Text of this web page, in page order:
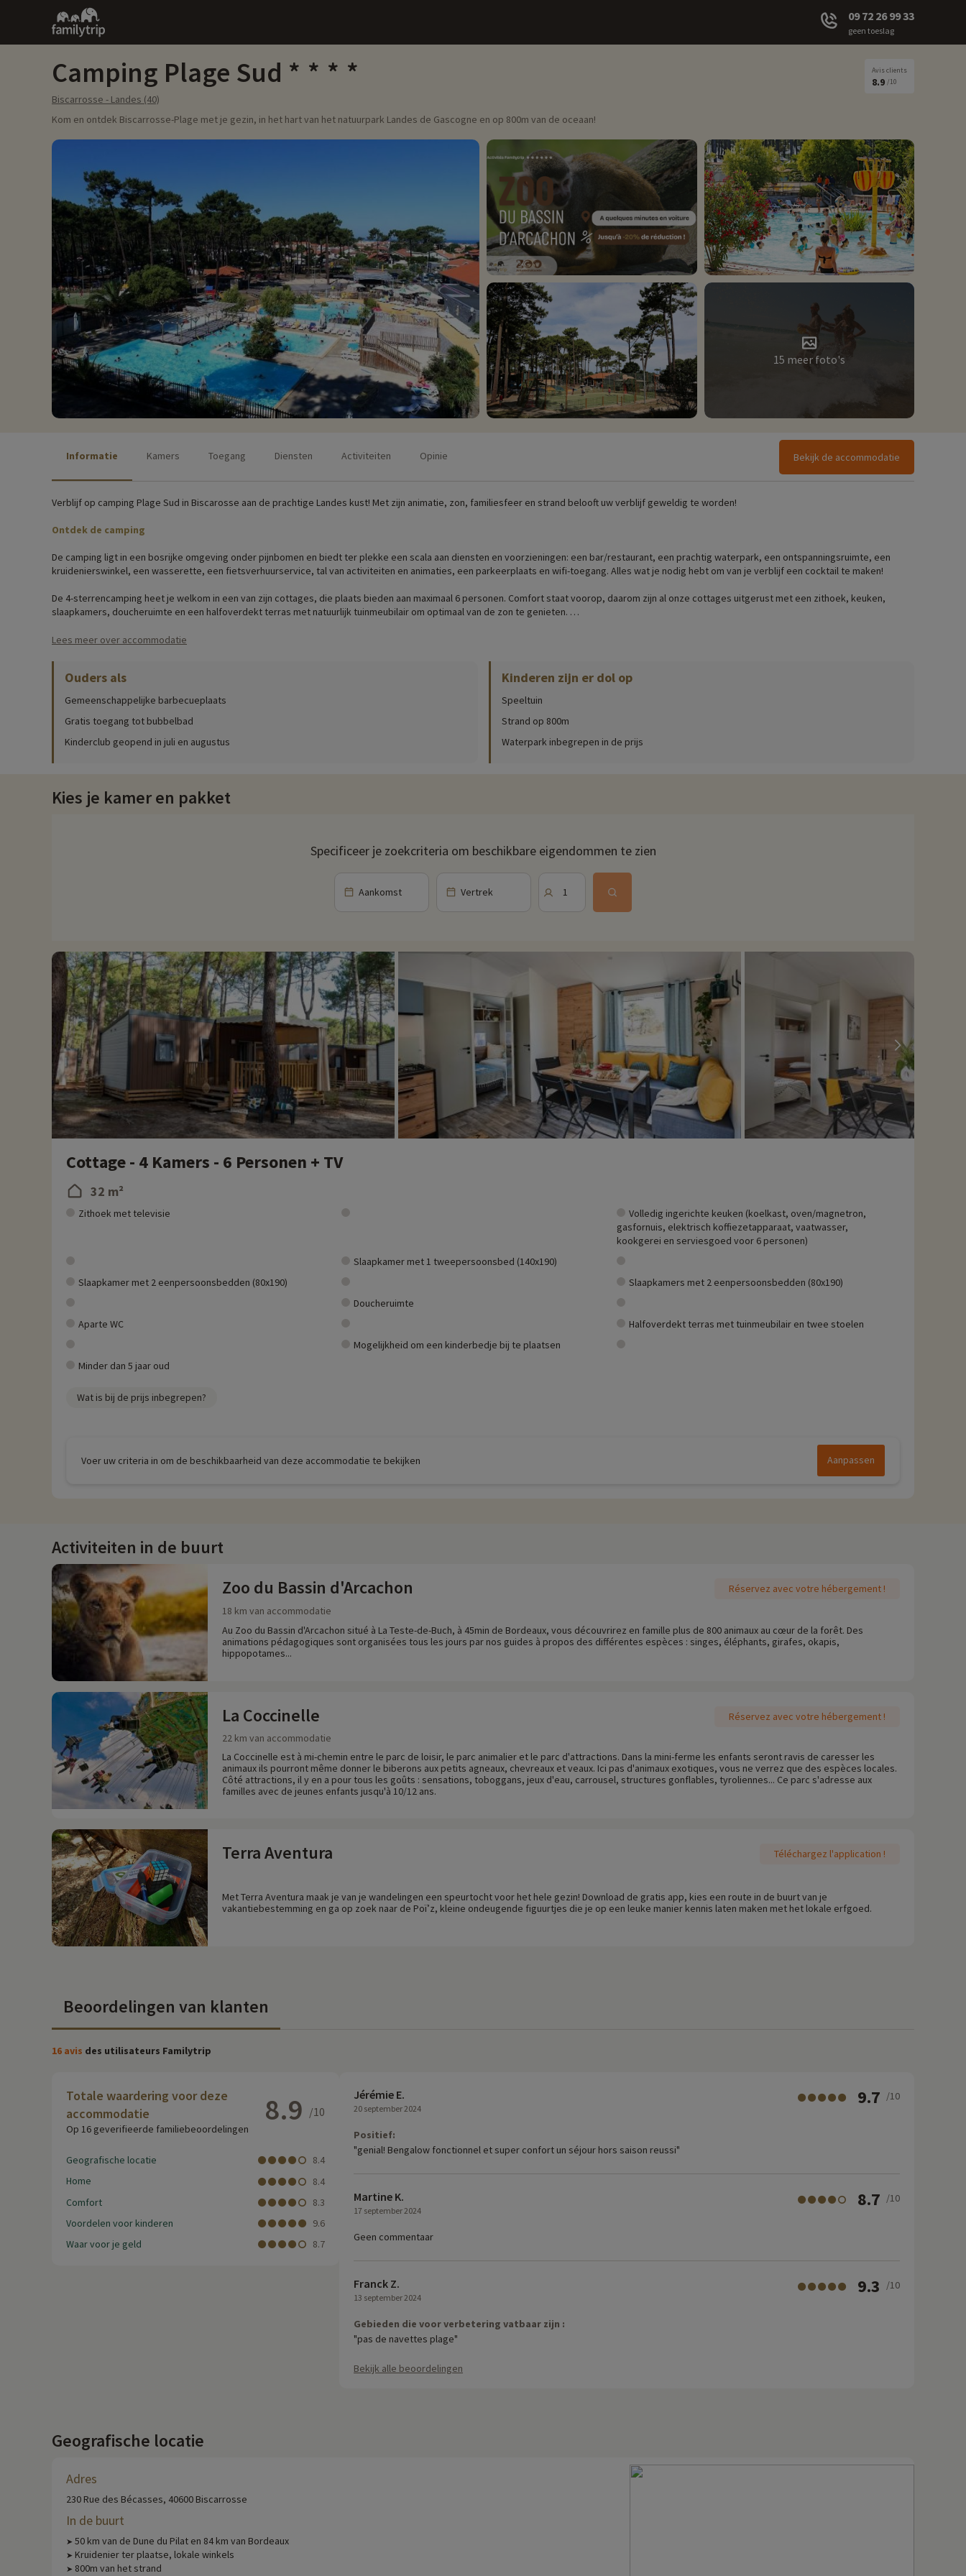
Family
trip
09 72 26 99 33
geen toeslag
Camping Plage Sud
Biscarrosse - Landes (40)
Avis clients
8.9 /10
Kom en ontdek Biscarrosse-Plage met je gezin, in het hart van het natuurpark Landes de Gascogne en op 800m van de oceaan!
15 meer foto's
Informatie Kamers Toegang Diensten Activiteiten Opinie Bekijk de accommodatie
Verblijf op camping Plage Sud in Biscarosse aan de prachtige Landes kust! Met zijn animatie, zon, familiesfeer en strand belooft uw verblijf geweldig te worden!
Ontdek de camping
De camping ligt in een bosrijke omgeving onder pijnbomen en biedt ter plekke een scala aan diensten en voorzieningen: een bar/restaurant, een prachtig waterpark, een ontspanningsruimte, een
kruidenierswinkel, een wasserette, een fietsverhuurservice, tal van activiteiten en animaties, een parkeerplaats en wifi-toegang. Alles wat je nodig hebt om van je verblijf een cocktail te maken!
De 4-sterrencamping heet je welkom in een van zijn cottages, die plaats bieden aan maximaal 6 personen. Comfort staat voorop, daarom zijn al onze cottages uitgerust met een zithoek, keuken,
slaapkamers, doucheruimte en een halfoverdekt terras met natuurlijk tuinmeubilair om optimaal van de zon te genieten.
Gezinsactiviteiten ter plaatse
De belangrijkste activiteit op Camping Plage Sud is ongetwijfeld het waterpark. Met twee buitenbaden, glijbanen, een peuterbad en waterspelletjes is het een zwemparadijs voor jong en oud! Voor wie
liever ontspant, is er ook een vrij toegankelijke ontspanningsruimte met bubbelbad.
gezin! En voor de kleintjes is er de speeltuin!
Avonds, na te hebben genoten van het zwembad en het strand, kan het hele gezin samenkomen om te genieten van de verschillende activiteiten en thema-avonden die de camping organiseert...
Als je aan vakantie denkt, denk je ook aan aperitieven, restaurants, ijsjes... Van dit alles kun je profiteren in de bar/restaurant, waar je kunt genieten van cocktails, pizza's, broodjes, crêpes, ijsjes... Aan
Biscarrosse is een gemeente in het departement Landes in het zuidwesten van Frankrijk. Het staat bekend om zijn prachtige zandstranden, uitgestrekte dennenbossen en meer, waardoor het een
kanoën, waterskiën en vissen. De oevers van het meer zijn ook ideaal voor picknicks en rustige wandelingen. Dankzij de toegang tot de oceaan en het meer is Biscarrosse een populaire plek voor
watersportliefhebbers. Surfen, kitesurfen, stand-up paddling, zeilen en jetskiën zijn slechts enkele van de aangeboden activiteiten.
Wat de natuur betreft, staat de Landes bekend om zijn uitgestrekte zeedennenbossen. Biscarrosse biedt talloze mogelijkheden om te wandelen en te fietsen door deze ongerepte
natuurlandschappen. Het regionale natuurpark van de Landes de Gascogne ligt ook vlakbij en biedt gebieden met wilde natuur om te verkennen. Net als in de rest van de regio wordt de gastronomie in
Biscarrosse beïnvloed door lokale producten. Verse zeevruchten, lokale producten uit de Landes streek zoals foie gras en eendenborst, maar ook de wijnen uit de streek zijn echte aanraders voor
fijnproevers.
Elk jaar ontdekken we bij Familytrip nieuwe gezinsactiviteiten in de buurt van onze accommodaties: dierentuin, aquarium, enz. Als we al activiteiten hebben onderhandeld, kunnen deze met korting
direct online worden geboekt nadat je je accommodatie hebt gekozen, en je kunt ze ontdekken
door hier te klikken!
Meer informatie
- Huisdieren toegestaan, tegen extra kosten
Lees meer over accommodatie
Ouders als
Gemeenschappelijke barbecueplaats
Gratis toegang tot bubbelbad
Kinderclub geopend in juli en augustus
Kinderen zijn er dol op
Speeltuin
Strand op 800m
Waterpark inbegrepen in de prijs
Kies je kamer en pakket
Specificeer je zoekcriteria om beschikbare eigendommen te zien
Aankomst Vertrek 1
Cottage - 4 Kamers - 6 Personen + TV
32 m²
Zithoek met televisie
Volledig ingerichte keuken (koelkast, oven/magnetron,
gasfornuis, elektrisch koffiezetapparaat, vaatwasser,
kookgerei en serviesgoed voor 6 personen)
Slaapkamer met 1 tweepersoonsbed (140x190)
Slaapkamer met 2 eenpersoonsbedden (80x190)
Slaapkamers met 2 eenpersoonsbedden (80x190)
Doucheruimte
Aparte WC
Halfoverdekt terras met tuinmeubilair en twee stoelen
Mogelijkheid om een kinderbedje bij te plaatsen
Minder dan 5 jaar oud
Wat is bij de prijs inbegrepen?
Voer uw criteria in om de beschikbaarheid van deze accommodatie te bekijken Aanpassen
Activiteiten in de buurt
Zoo du Bassin d'Arcachon
Réservez avec votre hébergement !
18 km van accommodatie
Au Zoo du Bassin d'Arcachon situé à La Teste-de-Buch, à 45min de Bordeaux, vous découvrirez en famille plus de 800 animaux au cœur de la forêt. Des
animations pédagogiques sont organisées tous les jours par nos guides à propos des différentes espèces : singes, éléphants, girafes, okapis,
hippopotames...
La Coccinelle
Réservez avec votre hébergement !
22 km van accommodatie
La Coccinelle est à mi-chemin entre le parc de loisir, le parc animalier et le parc d'attractions. Dans la mini-ferme les enfants seront ravis de caresser les
animaux ils pourront même donner le biberons aux petits agneaux, chevreaux et veaux. Ici pas d'animaux exotiques, vous ne verrez que des espèces locales.
Côté attractions, il y en a pour tous les goûts : sensations, toboggans, jeux d'eau, carrousel, structures gonflables, tyroliennes... Ce parc s'adresse aux
familles avec de jeunes enfants jusqu'à 10/12 ans.
Terra Aventura Téléchargez l'application !
Met Terra Aventura maak je van je wandelingen een speurtocht voor het hele gezin! Download de gratis app, kies een route in de buurt van je
vakantiebestemming en ga op zoek naar de Poï’z, kleine ondeugende figuurtjes die je op een leuke manier kennis laten maken met het lokale erfgoed.
Beoordelingen van klanten
16 avis des utilisateurs Familytrip
Totale waardering voor deze
accommodatie
Op 16 geverifieerde familiebeoordelingen
8.9 /10
Geografische locatie
8.4
Home
8.4
Comfort
8.3
Voordelen voor kinderen
9.6
Waar voor je geld
8.7
Jérémie E.
20 september 2024
9.7 /10
Positief:
"genial! Bengalow fonctionnel et super confort un séjour hors saison reussi"
Martine K.
17 september 2024
8.7 /10
Geen commentaar
Franck Z.
13 september 2024
9.3 /10
Gebieden die voor verbetering vatbaar zijn :
"pas de navettes plage"
Bekijk alle beoordelingen
Geografische locatie
Adres
230 Rue des Bécasses, 40600 Biscarrosse
In de buurt
➤ 50 km van de Dune du Pilat en 84 km van Bordeaux
➤ Kruidenier ter plaatse, lokale winkels
➤ 800m van het strand